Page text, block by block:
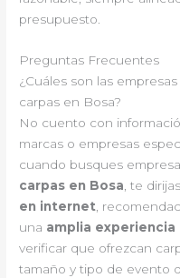
presupuesto.
Preguntas Frecuentes
¿Cuáles son las
carpas en Bosa?
No cuento con
marcas o empresas
cuando busques
carpas en Bosa , te
en internet ,
una amplia experiencia
verificar que ofrezcan
tamaño y tipo de evento